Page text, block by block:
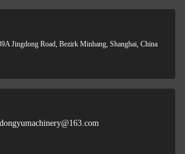
Jingdong Road, Bezirk Minhang, Shanghai, China